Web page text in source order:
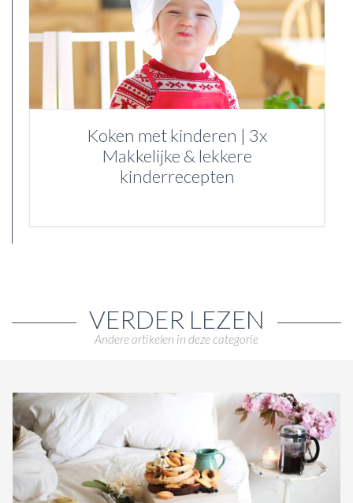
Koken met kinderen | 3x
Makkelijke & lekkere
kinderrecepten
VERDER LEZEN
Andere artikelen in deze categorie